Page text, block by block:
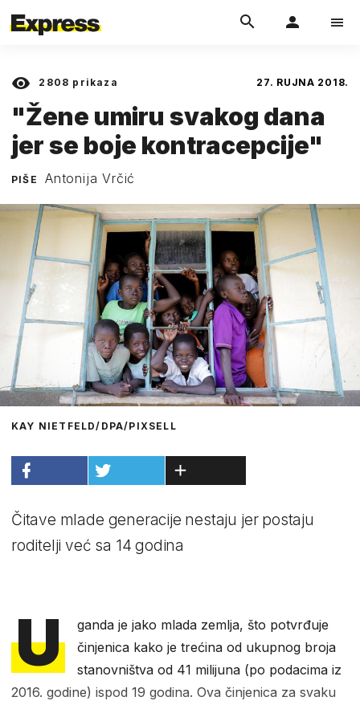
2808 prikaza 27. RUJNA 2018.
"Žene umiru svakog dana
jer se boje kontracepcije"
PIŠE Antonija Vrčić
KAY NIETFELD/DPA/PIXSELL
Čitave mlade generacije nestaju jer postaju
roditelji već sa 14 godina
U
ganda je jako mlada zemlja, što potvrđuje
činjenica kako je trećina od ukupnog broja
stanovništva od 41 milijuna (po podacima iz
2016. godine) ispod 19 godina. Ova činjenica za svaku